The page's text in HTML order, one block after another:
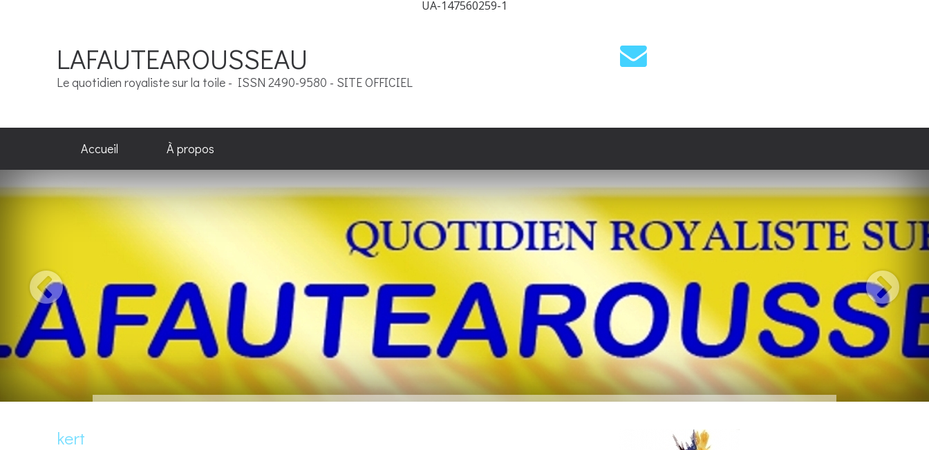
UA-147560259-1
LAFAUTEAROUSSEAU
Le quotidien royaliste sur la toile - ISSN 2490-9580 - SITE OFFICIEL
Accueil À propos
kert